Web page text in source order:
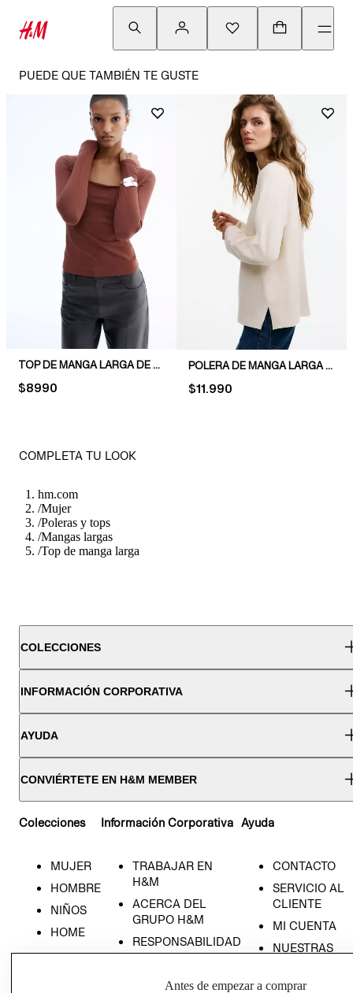
PUEDE QUE TAMBIÉN TE GUSTE
TOP DE MANGA LARGA DE PUNTO
PRICE:
$8990
POLERA DE MANGA LARGA EN ALGODÓN
PRICE:
$11.990
COMPLETA TU LOOK
hm.com
/Mujer
/Poleras y tops
/Mangas largas
/Top de manga larga
COLECCIONES
INFORMACIÓN CORPORATIVA
AYUDA
CONVIÉRTETE EN H&M MEMBER
Colecciones
MUJER
HOMBRE
NIÑOS
HOME
Información Corporativa
TRABAJAR EN
H&M
ACERCA DEL
GRUPO H&M
RESPONSABILIDAD
SOCIAL
PRENSA
Ayuda
CONTACTO
SERVICIO AL
CLIENTE
MI CUENTA
NUESTRAS
Antes de empezar a comprar